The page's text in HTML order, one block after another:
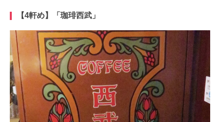
【4軒め】「珈琲西武」